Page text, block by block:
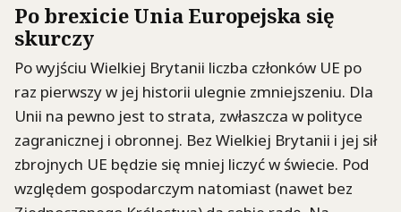
Po brexicie Unia Europejska się
skurczy
Po wyjściu Wielkiej Brytanii liczba członków UE po
raz pierwszy w jej historii ulegnie zmniejszeniu. Dla
Unii na pewno jest to strata, zwłaszcza w polityce
zagranicznej i obronnej. Bez Wielkiej Brytanii i jej sił
zbrojnych UE będzie się mniej liczyć w świecie. Pod
względem gospodarczym natomiast (nawet bez